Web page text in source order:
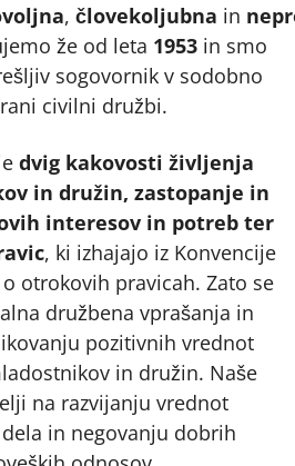
, človekoljubna in
že od leta 1953 in smo
sogovornik v sodobno
civilni družbi.
dvig kakovosti življenja
in družin, zastopanje in
interesov in potreb ter
, ki izhajajo iz Konvencije
otrokovih pravicah. Zato se
družbena vprašanja in
pozitivnih vrednot
in družin. Naše
na razvijanju vrednot
in negovanju dobrih